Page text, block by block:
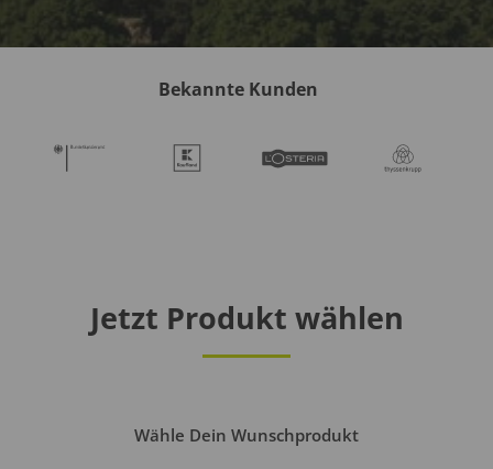
Bekannte Kunden
Jetzt Produkt wählen
Wähle Dein Wunschprodukt